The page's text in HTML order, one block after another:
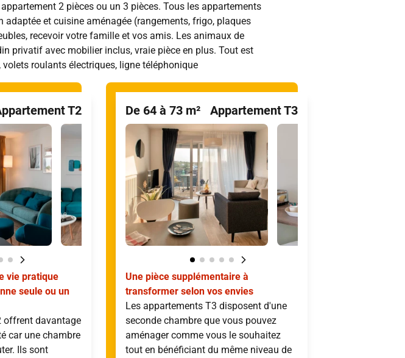
2 pièces ou un 3 pièces. Tous les appartements
et cuisine aménagée (rangements, frigo, plaques
recevoir votre famille et vos amis. Les animaux de
privatif avec mobilier inclus, vraie pièce en plus. Tout est
roulants électriques, ligne téléphonique
T2
vie pratique
seule ou un
offrent davantage
car une chambre
Ils sont
De 64 à 73 m² Appartement T3
Une pièce supplémentaire à
transformer selon vos envies
Les appartements T3 disposent d'une
seconde chambre que vous pouvez
aménager comme vous le souhaitez
tout en bénéficiant du même niveau de